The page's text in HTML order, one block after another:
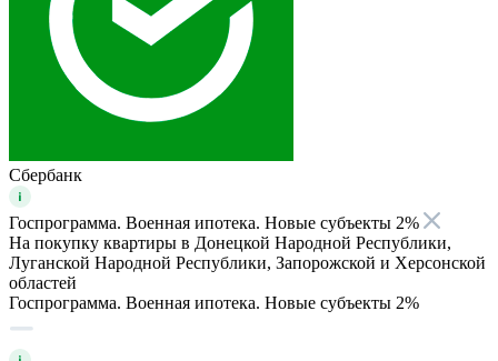
Сбербанк
Госпрограмма. Военная ипотека. Новые субъекты 2%
На покупку квартиры в Донецкой Народной Республики,
Луганской Народной Республики, Запорожской и Херсонской
областей
Госпрограмма. Военная ипотека. Новые субъекты 2%